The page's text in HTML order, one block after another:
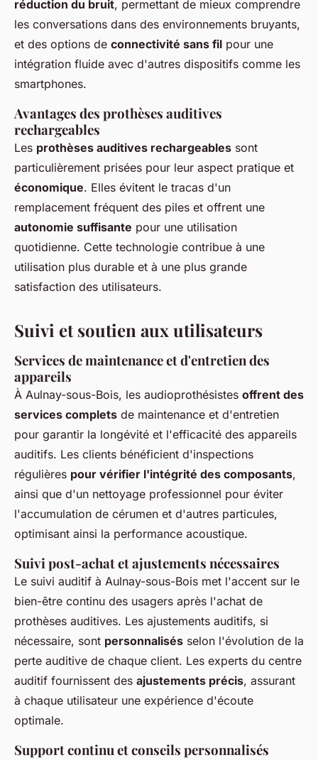
réduction du bruit, permettant de mieux comprendre
les conversations dans des environnements bruyants,
et des options de connectivité sans fil pour une
intégration fluide avec d'autres dispositifs comme les
smartphones.
Avantages des prothèses auditives
rechargeables
Les prothèses auditives rechargeables sont
particulièrement prisées pour leur aspect pratique et
économique. Elles évitent le tracas d'un
remplacement fréquent des piles et offrent une
autonomie suffisante pour une utilisation
quotidienne. Cette technologie contribue à une
utilisation plus durable et à une plus grande
satisfaction des utilisateurs.
Suivi et soutien aux utilisateurs
Services de maintenance et d'entretien des
appareils
À Aulnay-sous-Bois, les audioprothésistes offrent des
services complets de maintenance et d'entretien
pour garantir la longévité et l'efficacité des appareils
auditifs. Les clients bénéficient d'inspections
régulières pour vérifier l'intégrité des composants,
ainsi que d'un nettoyage professionnel pour éviter
l'accumulation de cérumen et d'autres particules,
optimisant ainsi la performance acoustique.
Suivi post-achat et ajustements nécessaires
Le suivi auditif à Aulnay-sous-Bois met l'accent sur le
bien-être continu des usagers après l'achat de
prothèses auditives. Les ajustements auditifs, si
nécessaire, sont personnalisés selon l'évolution de la
perte auditive de chaque client. Les experts du centre
auditif fournissent des ajustements précis, assurant
à chaque utilisateur une expérience d'écoute
optimale.
Support continu et conseils personnalisés